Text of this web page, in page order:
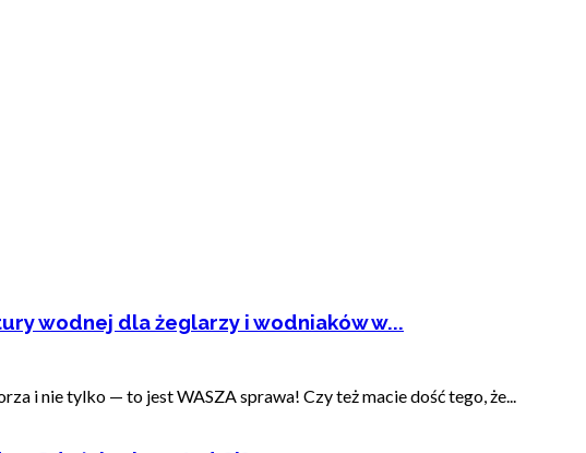
wodnej dla żeglarzy i wodniaków w...
i nie tylko — to jest WASZA sprawa! Czy też macie dość tego, że...